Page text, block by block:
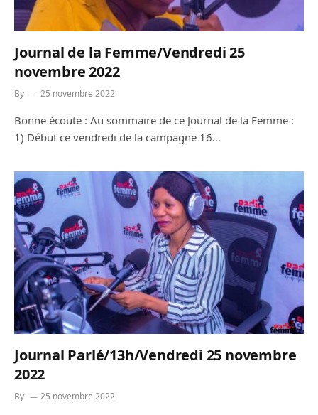
Journal de la Femme/Vendredi 25
novembre 2022
By 25 novembre 2022
Bonne écoute : Au sommaire de ce Journal de la Femme :
1) Début ce vendredi de la campagne 16…
Journal Parlé/13h/Vendredi 25 novembre
2022
By 25 novembre 2022